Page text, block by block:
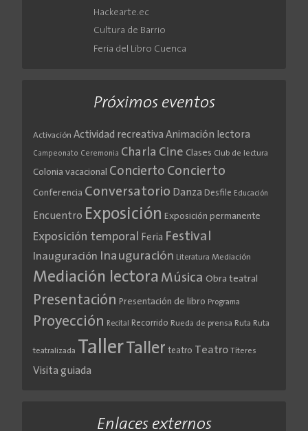
Hackearte.ec
Cultura de Barrio
Feria del Libro Cuenca
Próximos eventos
Activación Actividad recreativa Animación lectora
Campeonato Ceremonia Charla Cine Clases Club de lectura
Colonia vacacional Concierto Concierto
Conferencia Conversatorio Danza Desfile Educación
Encuentro Exposición Exposición permanente
Exposición temporal Feria Festival
Inauguración Inauguración Literatura Mediación
Mediación lectora Música Obra teatral
Presentación Presentación de libro Programa
Proyección Recital Recorrido Rueda de prensa Ruta Ruta
teatralizada TallerTaller teatro Teatro Títeres
Visita guiada
Enlaces externos